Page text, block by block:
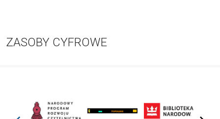
ZASOBY CYFROWE
prev next